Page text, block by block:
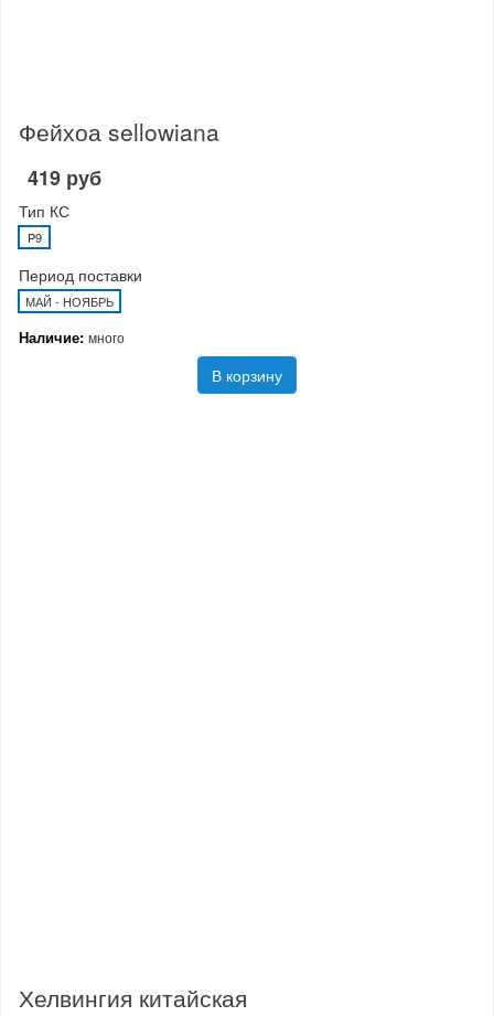
Фейхоа sellowiana
419 руб
Тип КС
P9
Период поставки
МАЙ - НОЯБРЬ
Наличие: много
В корзину
Хелвингия китайская